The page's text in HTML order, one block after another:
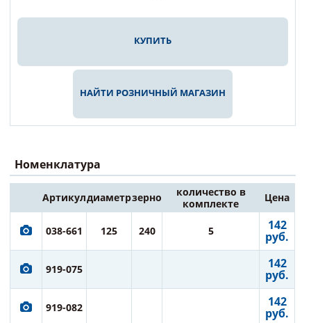
КУПИТЬ
НАЙТИ РОЗНИЧНЫЙ МАГАЗИН
Номенклатура
Артикулдиаметрзерно
количество в
комплекте
Цена
038-661 125 240 5 142
руб.
919-075 142
руб.
919-082 142
руб.